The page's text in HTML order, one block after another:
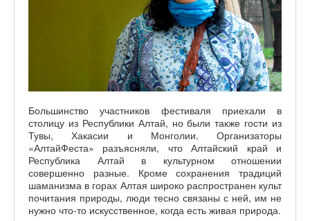
Большинство участников фестиваля приехали в
столицу из Республики Алтай, но были также гости из
Тувы, Хакасии и Монголии. Организаторы
«АлтайФеста» разъясняли, что Алтайский край и
Республика Алтай в культурном отношении
совершенно разные. Кроме сохранения традиций
шаманизма в горах Алтая широко распространен культ
почитания природы, люди тесно связаны с ней, им не
нужно что-то искусственное, когда есть живая природа.